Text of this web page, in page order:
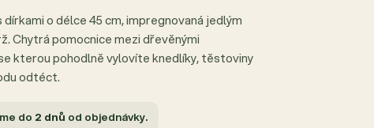
o délce 45 cm, impregnovaná jedlým
Chytrá pomocnice mezi dřevěnými
kterou pohodlně vylovíte knedlíky, těstoviny
odtéct.
do 2 dnů od objednávky.